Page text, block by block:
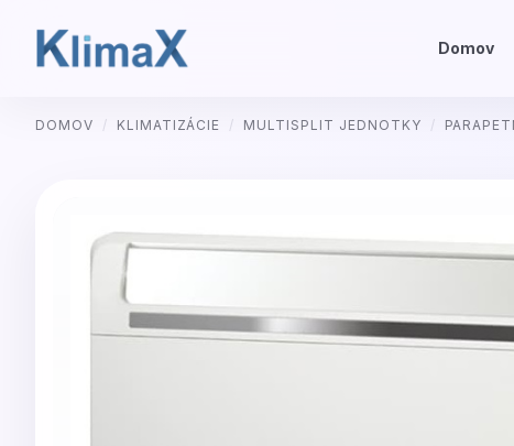
Domov
DOMOV / KLIMATIZÁCIE / MULTISPLIT JEDNOTKY /